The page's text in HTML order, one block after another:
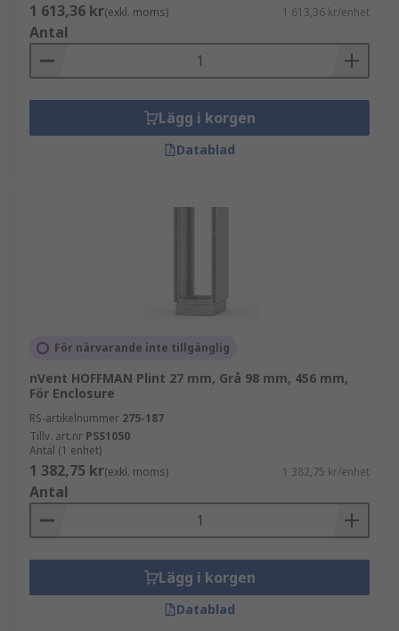
1 613,36 kr(exkl. moms) 1 613,36 kr/enhet
Antal
Lägg i korgen
Datablad
För närvarande inte tillgänglig
nVent HOFFMAN Plint 27 mm, Grå 98 mm, 456 mm,
För Enclosure
RS-artikelnummer 275-187
Tillv. art.nr PSS1050
Antal (1 enhet)
1 382,75 kr(exkl. moms) 1 382,75 kr/enhet
Antal
Lägg i korgen
Datablad